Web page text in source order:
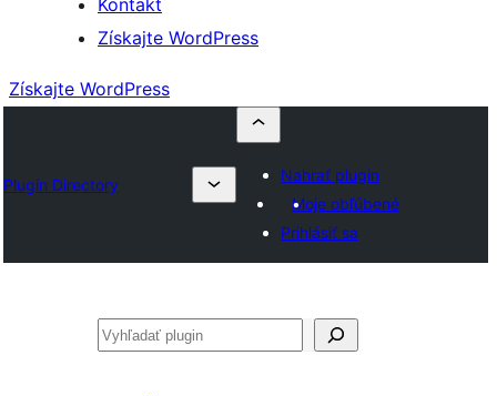
Kontakt
Získajte WordPress
Získajte WordPress
Plugin Directory
Nahrať plugin
Moje obľúbené
Prihlásiť sa
Hľadať